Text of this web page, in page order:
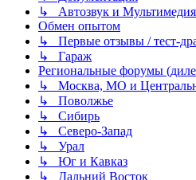
↳ Автозвук и Мультимедия
Обмен опытом
↳ Первые отзывы / тест-
↳ Гараж
Региональные форумы
↳ Москва, МО и
↳ Поволжье
↳ Сибирь
↳ Северо-Запад
↳ Урал
↳ Юг и Кавказ
↳ Дальний Восток